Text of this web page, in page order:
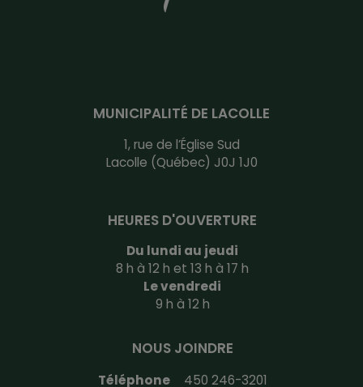
MUNICIPALITÉ DE LACOLLE
1, rue de l’Église Sud
Lacolle (Québec) J0J 1J0
HEURES D'OUVERTURE
Du lundi au jeudi
8 h à 12 h et 13 h à 17 h
Le vendredi
9 h à 12 h
NOUS JOINDRE
Téléphone 450 246-3201